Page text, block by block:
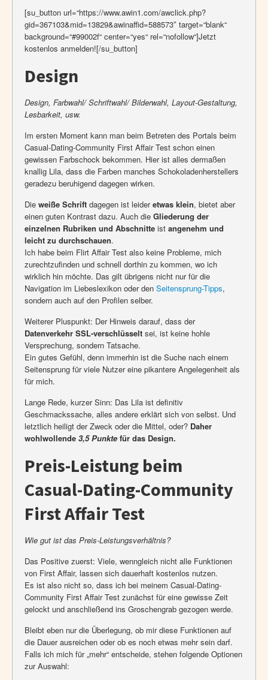
[su_button url=“https://www.awin1.com/awclick.php?
gid=367103&mid=13829&awinaffid=588573″ target=“blank“
background=“#99002f“ center=“yes“ rel=“nofollow“]Jetzt
kostenlos anmelden![/su_button]
Design
Design, Farbwahl/ Schriftwahl/ Bilderwahl, Layout-Gestaltung,
Lesbarkeit, usw.
Im ersten Moment kann man beim Betreten des Portals beim
Casual-Dating-Community First Affair Test schon einen
gewissen Farbschock bekommen. Hier ist alles dermaßen
knallig Lila, dass die Farben manches Schokoladenherstellers
geradezu beruhigend dagegen wirken.
Die weiße Schrift dagegen ist leideretwas klein, bietet aber
einen guten Kontrast dazu. Auch die Gliederung der
einzelnen Rubriken und Abschnitte ist angenehm und
leicht zu durchschauen.
Ich habe beim Flirt Affair Test also keine Probleme, mich
zurechtzufinden und schnell dorthin zu kommen, wo ich
wirklich hin möchte. Das gilt übrigens nicht nur für die
Navigation im Liebeslexikon oder den Seitensprung-Tipps,
sondern auch auf den Profilen selber.
Weiterer Pluspunkt: Der Hinweis darauf, dass der
Datenverkehr SSL-verschlüsselt sei, ist keine hohle
Versprechung, sondern Tatsache.
Ein gutes Gefühl, denn immerhin ist die Suche nach einem
Seitensprung für viele Nutzer eine pikantere Angelegenheit als
für mich.
Lange Rede, kurzer Sinn: Das Lila ist definitiv
Geschmackssache, alles andere erklärt sich von selbst. Und
letztlich heiligt der Zweck oder die Mittel, oder? Daher
wohlwollende 3,5 Punkte für das Design.
Preis-Leistung beim
Casual-Dating-Community
First Affair Test
Wie gut ist das Preis-Leistungsverhältnis?
Das Positive zuerst: Viele, wenngleich nicht alle Funktionen
von First Affair, lassen sich dauerhaft kostenlos nutzen.
Es ist also nicht so, dass ich bei meinem Casual-Dating-
Community First Affair Test zunächst für eine gewisse Zeit
gelockt und anschließend ins Groschengrab gezogen werde.
Bleibt eben nur die Überlegung, ob mir diese Funktionen auf
die Dauer ausreichen oder ob es noch etwas mehr sein darf.
Falls ich mich für „mehr“ entscheide, stehen folgende Optionen
zur Auswahl: